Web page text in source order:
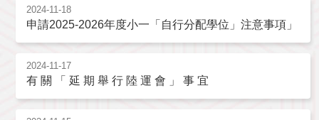
2024-11-18
申請2025-2026年度小一「自行分配學位」注意事項」
2024-11-17
有 關 「 延 期 舉 行 陸 運 會 」 事 宜